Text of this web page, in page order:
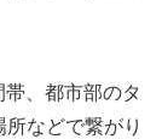
、都市部のタ
などで繋がり